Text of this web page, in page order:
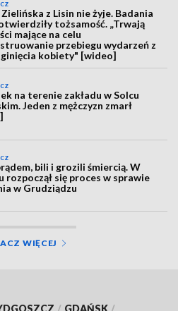
z Lisin nie żyje. Badania
tożsamość. „Trwają
mające na celu
przebiegu wydarzeń z
kobiety" [wideo]
na terenie zakładu w Solcu
Jeden z mężczyzn zmarł
bili i grozili śmiercią. W
rozpoczął się proces w sprawie
w Grudziądzu
WIĘCEJ